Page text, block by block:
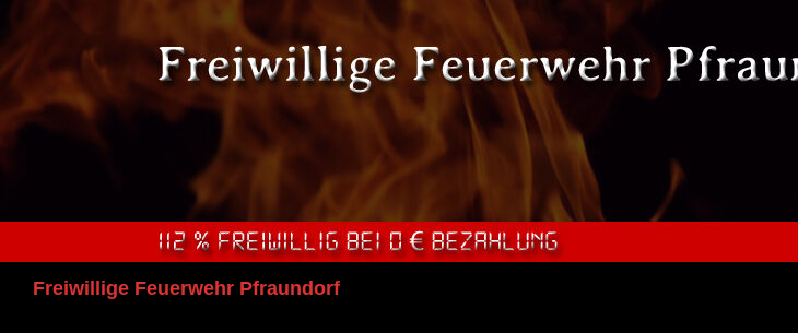
springen
Freiwillige Feuerwehr Pfraundorf